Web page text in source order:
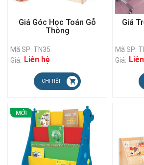
Giá Góc Học Toán Gỗ
Thông
Mã SP: TN35
Giá: Liên hệ
CHI TIẾT
Giá
Mã SP:
Giá: